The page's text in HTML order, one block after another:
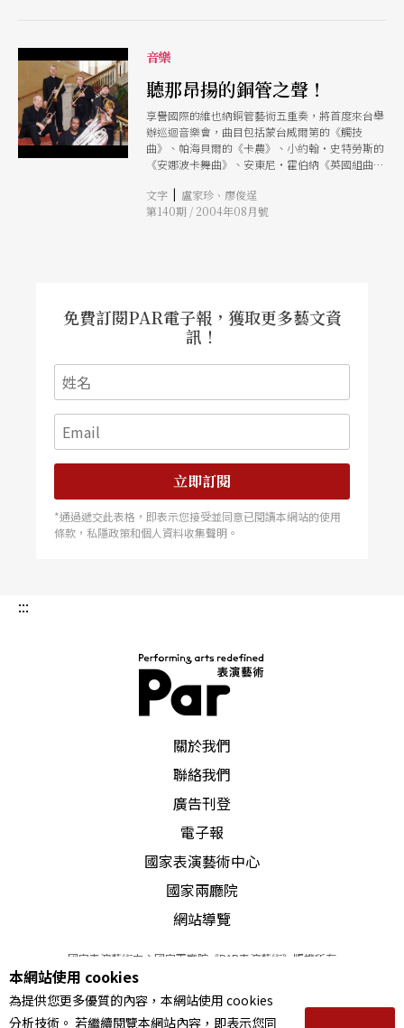
音樂
聽那昂揚的銅管之聲！
享譽國際的維也納銅管藝術五重奏，將首度來台舉
辦巡迴音樂會，曲目包括蒙台威爾第的《觸技
曲》、帕海貝爾的《卡農》、小約翰‧史特勞斯的
《安娜波卡舞曲》、安東尼‧霍伯納《英國組曲四
曲》等多樣曲風，而演奏時所用的轉閥式小號及維
也納號，更是國內聽眾所罕見。 除了為廣大喜好
的極致融合 聽杜沁澐與黃可儂「飛炫琴色」 有人
說，小提琴的細膩多情是所有樂器中最具穿透力
的；也有人說，一架鋼琴可比擬出整個交響樂團的
曲》，兩首難度極高、鮮少在音樂廳裡聽到的曲
目。特別的是選用了喜愛爵士樂的作曲家拉威爾的
若無其事地將古典派奏鳴曲的徐緩樂章，改換成一
九二○年代的現代風藍調，無異是種非常大膽的嚐
曲將安排有《雨打芭蕉》、《平湖秋月》、《楊
柳》、《丑弄》等精采曲目。本場音樂會還特別邀
請到上海民族樂團笙獨奏家翁鎮發與樂團合演《晉
調》、《蝴蝶戀花》兩首笙協奏曲。 接下來還有
五場節目，包括高雄市立國樂團
文字 | 盧家珍、廖俊逞
第140期 / 2004年08月號
免費訂閱PAR電子報，獲取更多藝文資
訊！
立即訂閱
*通過遞交此表格，即表示您接受並同意已閱讀本網站的使用
條款，私隱政策和個人資料收集聲明。
:::
關於我們
聯絡我們
廣告刊登
電子報
國家表演藝術中心
國家兩廳院
網站導覽
國家表演藝術中心國家兩廳院《PAR表演藝術》版權所有
© 2022Performing arts redefined. All Rights Reserved
統一編號 Tax Id number 00973926
本站所提供相關演出資訊，如有異動應以主辦單位公告為準。
本網站使用 cookies
為提供您更多優質的內容，本網站使用 cookies
分析技術。 若繼續閱覽本網站內容，即表示您同